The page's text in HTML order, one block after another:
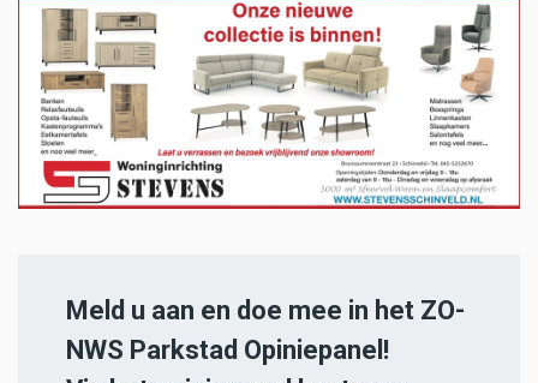
Meld u aan en doe mee in het ZO-
NWS Parkstad Opiniepanel!